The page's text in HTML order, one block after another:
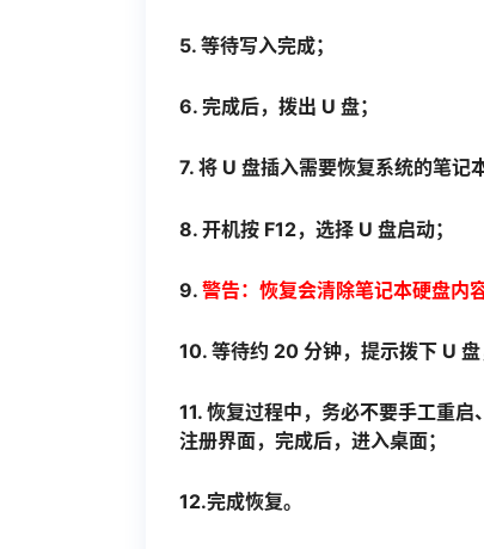
5. 等待写入完成；
6. 完成后，拨出 U 盘；
7. 将 U 盘插入需要恢复系统的笔记本
8. 开机按 F12，选择 U 盘启动；
9. 警告：恢复会清除笔记本硬盘内
10. 等待约 20 分钟，提示拨下 U 盘
11. 恢复过程中，务必不要手工重
注册界面，完成后，进入桌面；
12.完成恢复。